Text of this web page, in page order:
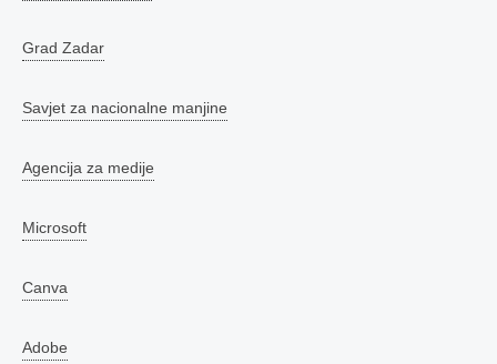
Grad Zadar
Savjet za nacionalne manjine
Agencija za medije
Microsoft
Canva
Adobe